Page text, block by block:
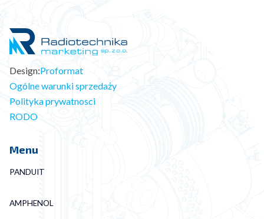
Design:Proformat
Ogólne warunki sprzedaży
Polityka prywatnosci
RODO
Menu
PANDUIT
AMPHENOL